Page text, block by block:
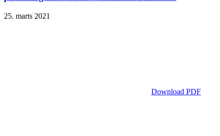
25. marts 2021
Download PDF